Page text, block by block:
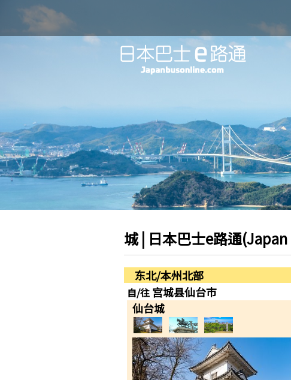
城 | 日本巴士e路通
东北/本州北部
自/往 宫城县仙台市
仙台城